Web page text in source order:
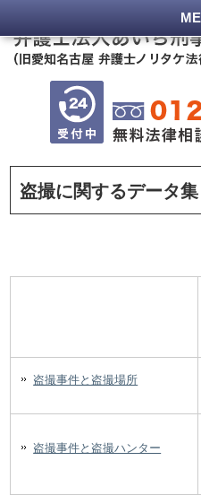
盗撮に関するデータ
盗撮事件と盗撮場所
盗撮事件と盗撮ハンター